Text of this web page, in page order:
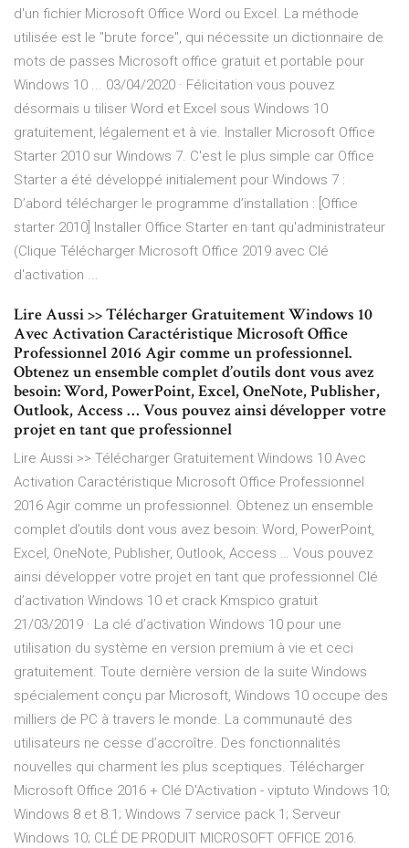
d'un fichier Microsoft Office Word ou Excel. La méthode
utilisée est le "brute force", qui nécessite un dictionnaire de
mots de passes Microsoft office gratuit et portable pour
Windows 10 ... 03/04/2020 · Félicitation vous pouvez
désormais u tiliser Word et Excel sous Windows 10
gratuitement, légalement et à vie. Installer Microsoft Office
Starter 2010 sur Windows 7. C'est le plus simple car Office
Starter a été développé initialement pour Windows 7 :
D’abord télécharger le programme d’installation : [Office
starter 2010] Installer Office Starter en tant qu'administrateur
(Clique Télécharger Microsoft Office 2019 avec Clé
d'activation ...
Lire Aussi >> Télécharger Gratuitement Windows 10
Avec Activation Caractéristique Microsoft Office
Professionnel 2016 Agir comme un professionnel.
Obtenez un ensemble complet d’outils dont vous avez
besoin: Word, PowerPoint, Excel, OneNote, Publisher,
Outlook, Access … Vous pouvez ainsi développer votre
projet en tant que professionnel
Lire Aussi >> Télécharger Gratuitement Windows 10 Avec
Activation Caractéristique Microsoft Office Professionnel
2016 Agir comme un professionnel. Obtenez un ensemble
complet d’outils dont vous avez besoin: Word, PowerPoint,
Excel, OneNote, Publisher, Outlook, Access … Vous pouvez
ainsi développer votre projet en tant que professionnel Clé
d’activation Windows 10 et crack Kmspico gratuit
21/03/2019 · La clé d’activation Windows 10 pour une
utilisation du système en version premium à vie et ceci
gratuitement. Toute dernière version de la suite Windows
spécialement conçu par Microsoft, Windows 10 occupe des
milliers de PC à travers le monde. La communauté des
utilisateurs ne cesse d’accroître. Des fonctionnalités
nouvelles qui charment les plus sceptiques. Télécharger
Microsoft Office 2016 + Clé D'Activation - viptuto Windows 10;
Windows 8 et 8.1; Windows 7 service pack 1; Serveur
Windows 10; CLÉ DE PRODUIT MICROSOFT OFFICE 2016.